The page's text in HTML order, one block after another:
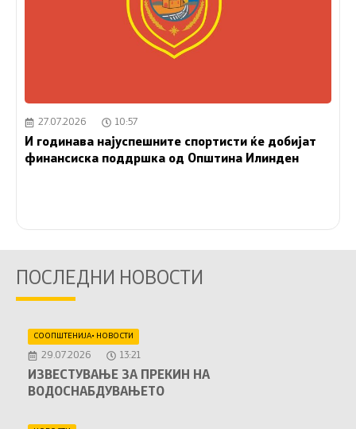
27.07.2026 10:57
И годинава најуспешните спортисти ќе добијат
финансиска поддршка од Општина Илинден
ПОСЛЕДНИ НОВОСТИ
СООПШТЕНИЈА• НОВОСТИ
29.07.2026 13:21
ИЗВЕСТУВАЊЕ ЗА ПРЕКИН НА
ВОДОСНАБДУВАЊЕТО